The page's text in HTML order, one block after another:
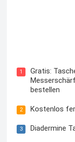
1
Gratis:
bestellen
2 Kostenlos
3 Diadermine